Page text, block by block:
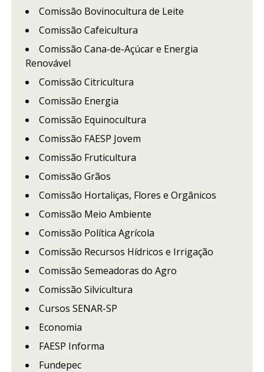
Comissão Bovinocultura de Leite
Comissão Cafeicultura
Comissão Cana-de-Açúcar e Energia
Renovável
Comissão Citricultura
Comissão Energia
Comissão Equinocultura
Comissão FAESP Jovem
Comissão Fruticultura
Comissão Grãos
Comissão Hortaliças, Flores e Orgânicos
Comissão Meio Ambiente
Comissão Política Agrícola
Comissão Recursos Hídricos e Irrigação
Comissão Semeadoras do Agro
Comissão Silvicultura
Cursos SENAR-SP
Economia
FAESP Informa
Fundepec